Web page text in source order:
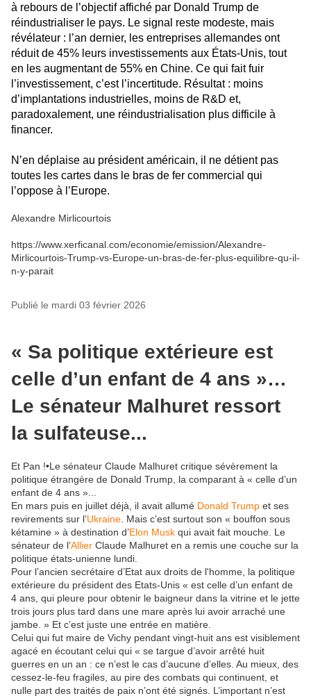
à rebours de l’objectif affiché par Donald Trump de
réindustrialiser le pays. Le signal reste modeste, mais
révélateur : l’an dernier, les entreprises allemandes ont
réduit de 45% leurs investissements aux États-Unis, tout
en les augmentant de 55% en Chine. Ce qui fait fuir
l’investissement, c’est l’incertitude. Résultat : moins
d’implantations industrielles, moins de R&D et,
paradoxalement, une réindustrialisation plus difficile à
financer.
N’en déplaise au président américain, il ne détient pas
toutes les cartes dans le bras de fer commercial qui
l’oppose à l’Europe.
Alexandre Mirlicourtois
https://www.xerficanal.com/economie/emission/Alexandre-
Mirlicourtois-Trump-vs-Europe-un-bras-de-fer-plus-equilibre-qu-il-
n-y-parait
Publié le mardi 03 février 2026
« Sa politique extérieure est
celle d’un enfant de 4 ans »…
Le sénateur Malhuret ressort
la sulfateuse...
Et Pan !•Le sénateur Claude Malhuret critique sévèrement la
politique étrangère de Donald Trump, la comparant à « celle d’un
enfant de 4 ans »...
En mars puis en juillet déjà, il avait allumé Donald Trump et ses
revirements sur l’Ukraine . Mais c’est surtout son « bouffon sous
kétamine » à destination d’Elon Musk qui avait fait mouche. Le
sénateur de l’Allier Claude Malhuret en a remis une couche sur la
politique états-unienne lundi.
Pour l’ancien secrétaire d’Etat aux droits de l'homme, la politique
extérieure du président des Etats-Unis « est celle d’un enfant de
4 ans, qui pleure pour obtenir le baigneur dans la vitrine et le jette
trois jours plus tard dans une mare après lui avoir arraché une
jambe. » Et c’est juste une entrée en matière.
Celui qui fut maire de Vichy pendant vingt-huit ans est visiblement
agacé en écoutant celui qui « se targue d’avoir arrêté huit
guerres en un an : ce n’est le cas d’aucune d’elles. Au mieux, des
cessez-le-feu fragiles, au pire des combats qui continuent, et
nulle part des traités de paix n’ont été signés. L’important n’est